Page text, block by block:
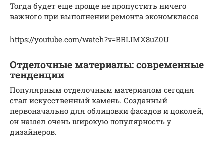
Тогда будет еще проще не пропустить ничего
важного при выполнении ремонта экономкласса
https://youtube.com/watch?v=BRLIMX8uZ0U
Отделочные материалы: современные
тенденции
Популярным отделочным материалом сегодня
стал искусственный камень. Созданный
первоначально для облицовки фасадов и цоколей,
он нашел очень широкую популярность у
дизайнеров.